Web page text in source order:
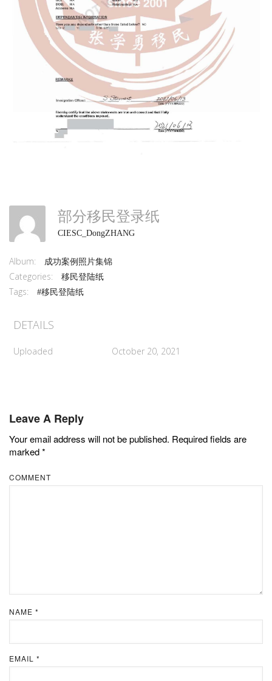
部分移民登录纸
CIESC_DongZHANG
Album: 成功案例照片集锦
Categories: 移民登陆纸
Tags: #移民登陆纸
DETAILS
Uploaded October 20, 2021
Leave A Reply
Your email address will not be published. Required fields are
marked*
COMMENT
NAME *
EMAIL *